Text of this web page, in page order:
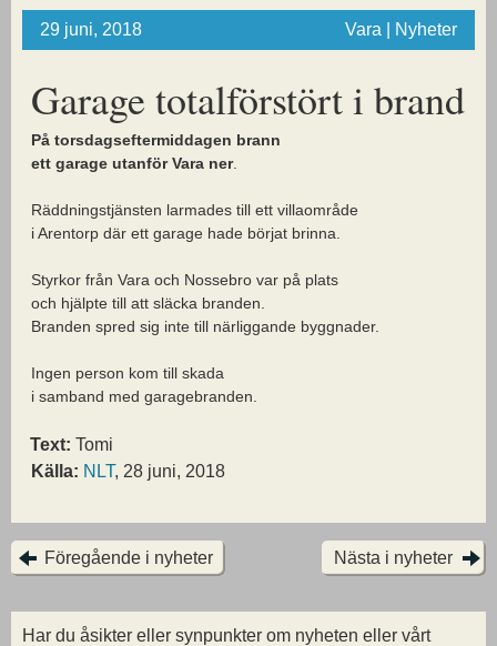
29 juni, 2018 Vara | Nyheter
Garage totalförstört i brand
På torsdagseftermiddagen brann
ett garage utanför Vara ner.
Räddningstjänsten larmades till ett villaområde
i Arentorp där ett garage hade börjat brinna.
Styrkor från Vara och Nossebro var på plats
och hjälpte till att släcka branden.
Branden spred sig inte till närliggande byggnader.
Ingen person kom till skada
i samband med garagebranden.
Text: Tomi
Källa: NLT, 28 juni, 2018
Föregående i nyheter Nästa i nyheter
Har du åsikter eller synpunkter om nyheten eller vårt